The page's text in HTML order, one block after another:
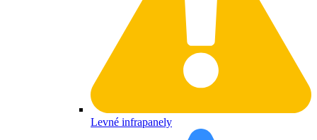
Levné infrapanely